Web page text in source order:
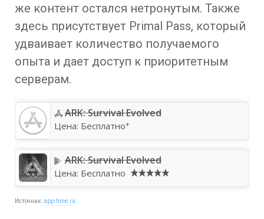
же контент остался нетронутым. Также
здесь присутствует Primal Pass, который
удваивает количество получаемого
опыта и дает доступ к приоритетным
серверам.
‎ARK: Survival Evolved
Цена: Бесплатно+
ARK: Survival Evolved
Цена: Бесплатно
Источник:app-time.ru